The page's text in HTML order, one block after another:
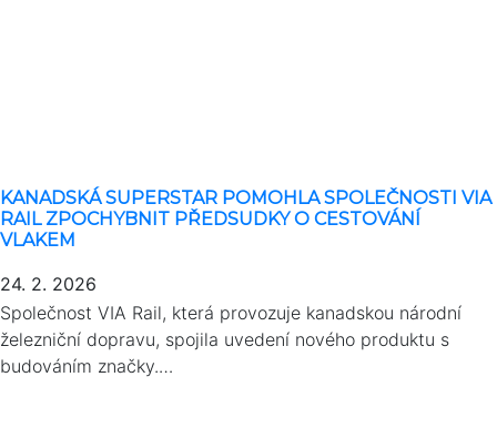
KANADSKÁ SUPERSTAR POMOHLA SPOLEČNOSTI VIA
RAIL ZPOCHYBNIT PŘEDSUDKY O CESTOVÁNÍ
VLAKEM
24. 2. 2026
Společnost VIA Rail, která provozuje kanadskou národní
železniční dopravu, spojila uvedení nového produktu s
budováním značky.…